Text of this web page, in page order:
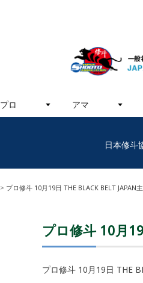
プロ アマ
日本修斗
プロ修斗 10月19日 THE BLACK BELT JAPAN
プロ修斗 10月
プロ修斗 10月19日 THE